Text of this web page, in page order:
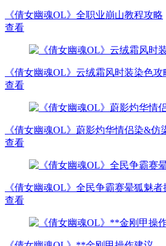
《倩女幽魂OL》全职业崩山教程攻略
查看
《倩女幽魂OL》云绒霜风时装染色攻
查看
《倩女幽魂OL》蔚影灼华情侣染&仿
查看
《倩女幽魂OL》全民争霸赛晕狐魅者
查看